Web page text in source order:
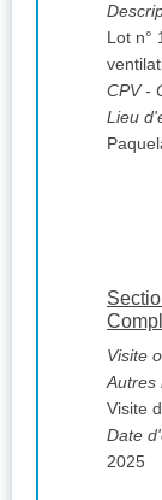
Lot n°
CPV-
Lieu
Visite
Autres
Visite
Date
2025